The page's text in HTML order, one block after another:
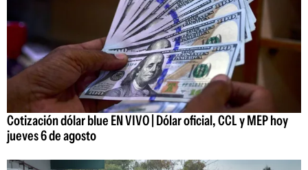
Cotización dólar blue EN VIVO | Dólar oficial, CCL y MEP hoy
jueves 6 de agosto